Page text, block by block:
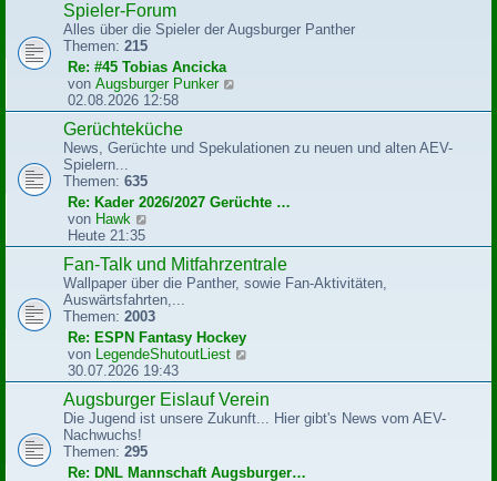
r
g
e
s
e
r
B
e
i
t
g
Spieler-Forum
Alles über die Spieler der Augsburger Panther
Themen: 215
Re: #45 Tobias Ancicka
von Augsburger Punker
u
s
r
i
t
r
02.08.2026 12:58
Gerüchteküche
News, Gerüchte und Spekulationen zu neuen und alten AEV-
Spielern...
Themen: 635
Re: Kader 2026/2027 Gerüchte …
von Hawk
u
e
s
t
e
r
B
e
i
t
r
Heute 21:35
Fan-Talk und Mitfahrzentrale
Wallpaper über die Panther, sowie Fan-Aktivitäten,
Auswärtsfahrten,...
Themen: 2003
Re: ESPN Fantasy Hockey
von LegendeShutoutLiest
u
e
s
r
30.07.2026 19:43
Augsburger Eislauf Verein
Die Jugend ist unsere Zukunft... Hier gibt's News vom AEV-
Nachwuchs!
Themen: 295
Re: DNL Mannschaft Augsburger…